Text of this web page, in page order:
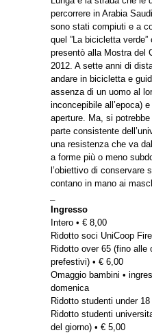
percorrere in Arabia
sono stati compiuti e a
quel ”La bicicletta
presentò alla Mostra del
2012. A sette anni di
andare in bicicletta e
assenza di un uomo al
inconcepibile all’epoca)
aperture. Ma, si
parte consistente
una resistenza che va
a forme più o meno
l’obiettivo di conservare
contano in mano ai
Ingresso
Intero • € 8,00
Ridotto soci UniCoop
Ridotto over 65 (fino
prefestivi) • € 6,00
Omaggio bambini •
domenica
Ridotto studenti under 18
Ridotto studenti
del giorno) • € 5,00